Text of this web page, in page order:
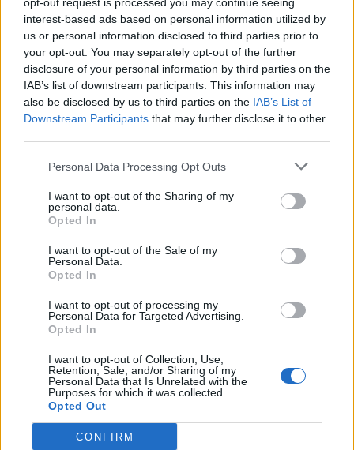
interest-based ads based on personal information utilized by
us or personal information disclosed to third parties prior to
your opt-out. You may separately opt-out of the further
disclosure of your personal information by third parties on the
IAB’s list of downstream participants. This information may
also be disclosed by us to third parties on the IAB’s List of
Downstream Participants that may further disclose it to other
Personal Data Processing Opt Outs
I want to opt-out of the Sharing of my
personal data.
Opted In
I want to opt-out of the Sale of my
Personal Data.
Opted In
I want to opt-out of processing my
Personal Data for Targeted Advertising.
Opted In
I want to opt-out of Collection, Use,
Retention, Sale, and/or Sharing of my
Personal Data that Is Unrelated with the
Purposes for which it was collected.
Opted Out
CONFIRM
23:39
Νέα έρευνα: Οι γυναίκες με δύο έως τρία παιδιά γερνούν
πιο αργά
23:31
Ολική έκλειψη ηλίου: Στις 12 Αυγούστου θα σκοτεινιάσει
η μισή Ευρώπη
23:21
σκαμπανεβάσματα, η χρονιά
Ιταλία-Ισπανία: Κλιμακώνεται η σύγκρουση για τη
23:09
συγκρούστηκε με μηχανή αστυνομικών της ΔΙΑΣ - Δείτε
βίντεο
Νέα πρόκληση Φιντάν: «Η σταθερότητα στην Κύπρο
οφείλεται στην παρουσία Τούρκων στρατιωτών»
22:53
Διακινούσαν ναρκωτικά στην Πανεπιστημιούπολη του